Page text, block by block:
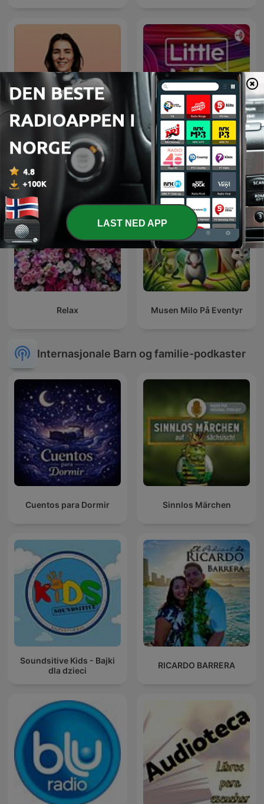
Mamma Jobber Little Lits Podcast
Relax Musen Milo På Eventyr
Internasjonale Barn og familie-podkaster
Cuentos para Dormir Sinnlos Märchen
Soundsitive Kids - Bajki
dla dzieci
RICARDO BARRERA
LAST NED APP